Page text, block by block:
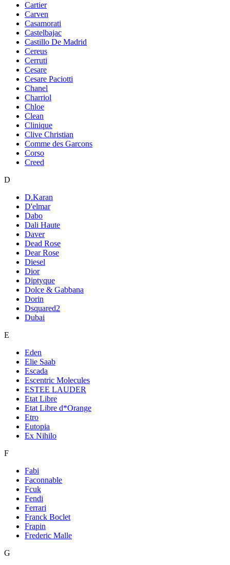
Cartier
Carven
Casamorati
Castelbajac
Castillo De Madrid
Cereus
Cerruti
Cesare
Cesare Paciotti
Chanel
Charriol
Chloe
Clean
Clinique
Clive Christian
Comme des Garcons
Corso
Creed
D
D.Karan
D'elmar
Dabo
Dali Haute
Daver
Dead Rose
Dear Rose
Diesel
Dior
Diptyque
Dolce & Gabbana
Dorin
Dsquared2
Dubai
E
Eden
Elie Saab
Escada
Escentric Molecules
ESTEE LAUDER
Etat Libre
Etat Libre d*Orange
Etro
Eutopia
Ex Nihilo
F
Fabi
Faconnable
Fcuk
Fendi
Ferrari
Franck Boclet
Frapin
Frederic Malle
G